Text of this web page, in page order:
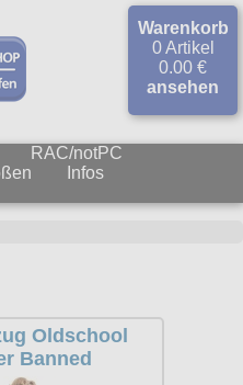
Warenkorb
0 Artikel
0.00 €
ansehen
RAC/notPC
Infos
Oldschool
Banned